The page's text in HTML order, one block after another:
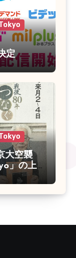
定
大空襲
」の上